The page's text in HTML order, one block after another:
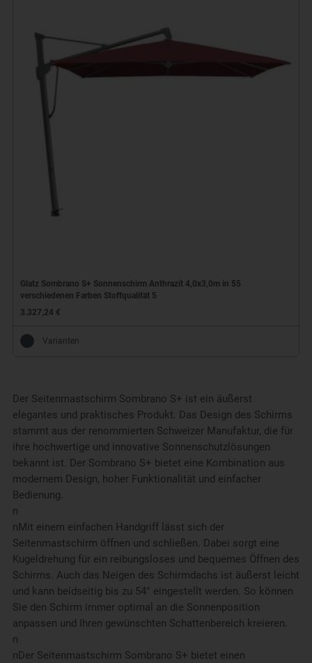
Glatz Sombrano S+ Sonnenschirm Anthrazit 4,0x3,0m in 55
verschiedenen Farben Stoffqualität 5
3.327,24 €
Varianten
Der Seitenmastschirm Sombrano S+ ist ein äußerst
elegantes und praktisches Produkt. Das Design des Schirms
stammt aus der renommierten Schweizer Manufaktur, die für
ihre hochwertige und innovative Sonnenschutzlösungen
bekannt ist. Der Sombrano S+ bietet eine Kombination aus
modernem Design, hoher Funktionalität und einfacher
Bedienung.
n
nMit einem einfachen Handgriff lässt sich der
Seitenmastschirm öffnen und schließen. Dabei sorgt eine
Kugeldrehung für ein reibungsloses und bequemes Öffnen des
Schirms. Auch das Neigen des Schirmdachs ist äußerst leicht
und kann beidseitig bis zu 54° eingestellt werden. So können
Sie den Schirm immer optimal an die Sonnenposition
anpassen und Ihren gewünschten Schattenbereich kreieren.
n
nDer Seitenmastschirm Sombrano S+ bietet einen